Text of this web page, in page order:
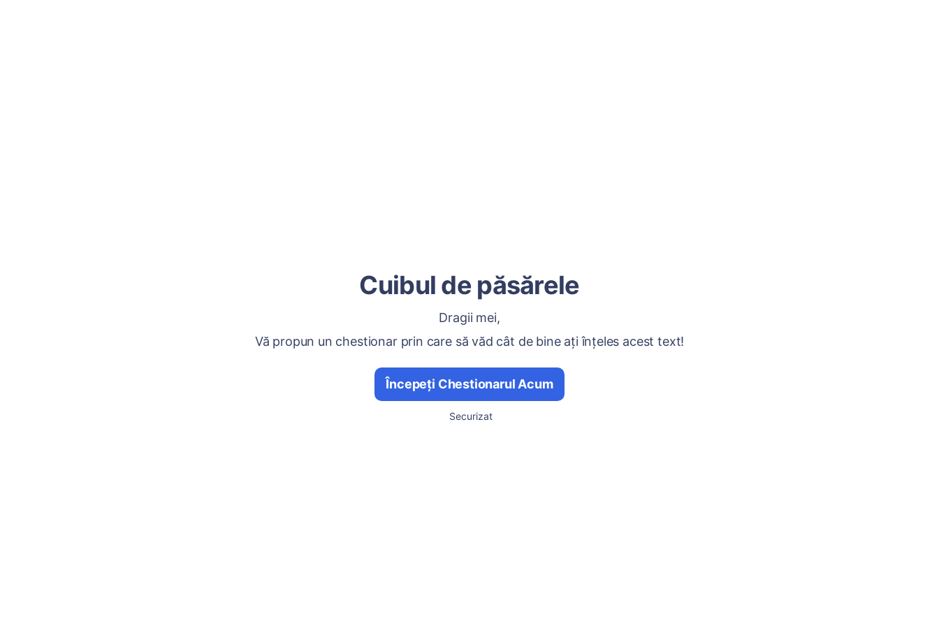
Cuibul de păsărele
Dragii mei,
Vă propun un chestionar prin care să văd cât de bine ați înțeles acest text!
Începeți Chestionarul Acum
Securizat